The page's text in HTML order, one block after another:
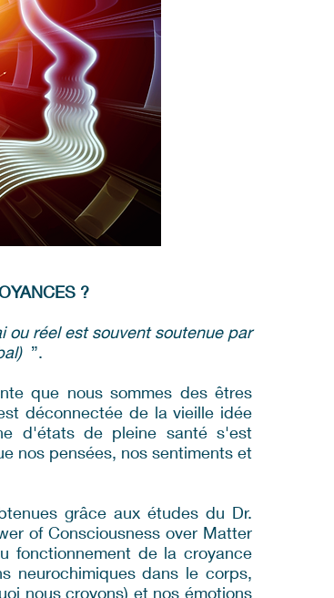
?
réel est souvent soutenue par
”.
que nous sommes des êtres
déconnectée de la vieille idée
d'états de pleine santé s'est
nos pensées, nos sentiments et
grâce aux études du Dr.
of Consciousness over Matter
fonctionnement de la croyance
neurochimiques dans le corps,
nous croyons) et nos émotions